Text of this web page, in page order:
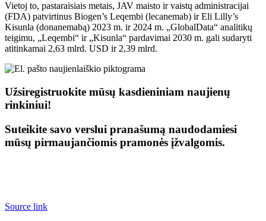
Vietoj to, pastaraisiais metais, JAV maisto ir vaistų administracijai
(FDA) patvirtinus Biogen’s Leqembi (lecanemab) ir Eli Lilly’s
Kisunla (donanemabą) 2023 m. ir 2024 m. „GlobalData“ analitikų
teigimu, „Leqembi“ ir „Kisunla“ pardavimai 2030 m. gali sudaryti
atitinkamai 2,63 mlrd. USD ir 2,39 mlrd.
Užsiregistruokite mūsų kasdieniniam naujienų
rinkiniui!
Suteikite savo verslui pranašumą naudodamiesi
mūsų pirmaujančiomis pramonės įžvalgomis.
Source link